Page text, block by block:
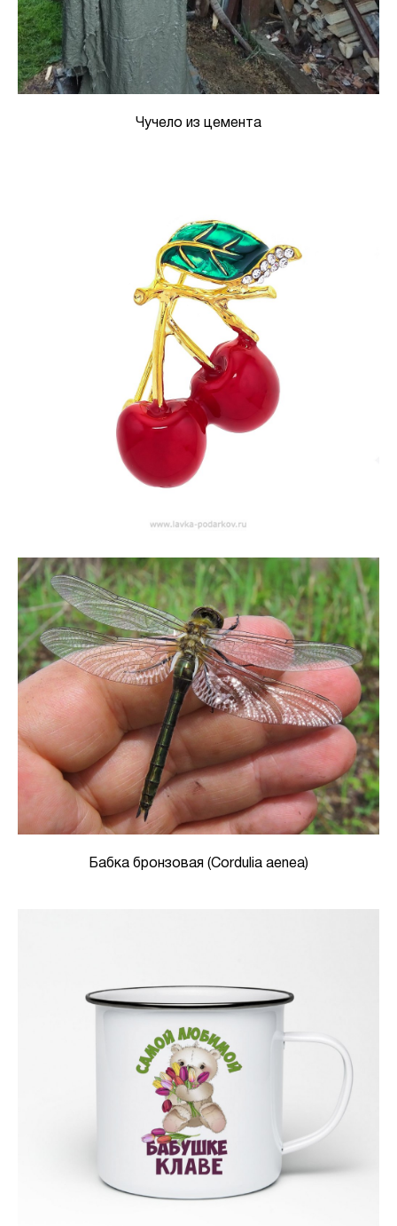
Чучело из цемента
Бабка бронзовая (Cordulia aenea)